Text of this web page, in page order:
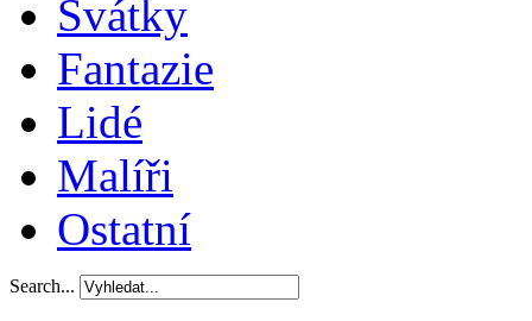
Svátky
Fantazie
Lidé
Malíři
Ostatní
Search...